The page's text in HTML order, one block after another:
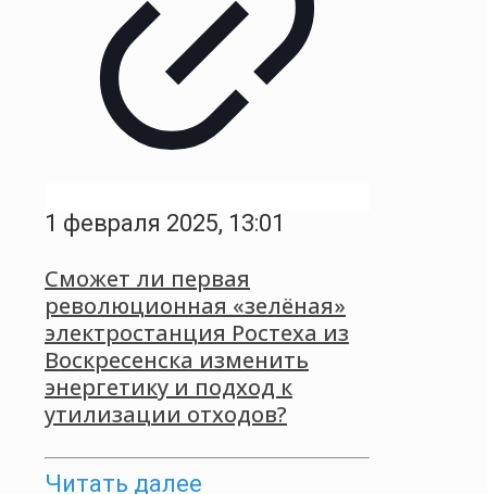
1 февраля 2025, 13:01
Сможет ли первая
революционная «зелёная»
электростанция Ростеха из
Воскресенска изменить
энергетику и подход к
утилизации отходов?
Читать далее